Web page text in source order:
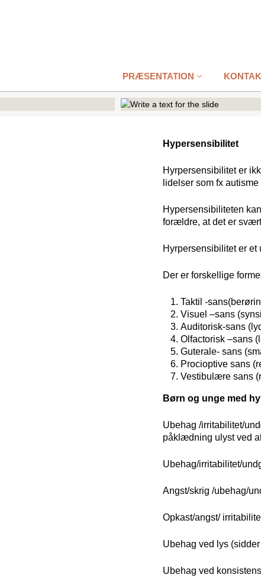
PRÆSENTATION
Hypersensibilitet
Hyrpersensibilitet er
lidelser som fx
Hypersensibiliteten
forældre, at det er
Hyrpersensibilitet er et
Der er forskellige
Taktil -
Visuel –sans
Auditorisk-sans
Olfactorisk –sans
Guterale- sans
Procioptive sans
Vestibulære sans
Børn og unge med
Ubehag /irritabilitet/
påklædning ulyst ved
Ubehag/irritabilitet/
Angst/skrig /ubehag/
Opkast/angst/
Ubehag ved lys
Ubehag ved